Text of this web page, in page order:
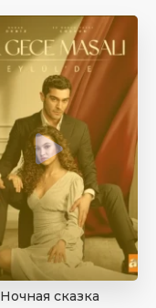
Ночная сказка